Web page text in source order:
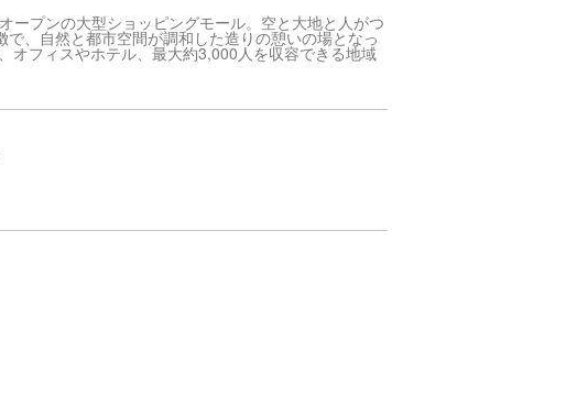
ープンの大型ショッピングモール。空と大地と人がつ
、自然と都市空間が調和した造りの憩いの場となっ
オフィスやホテル、最大約3,000人を収容できる地域